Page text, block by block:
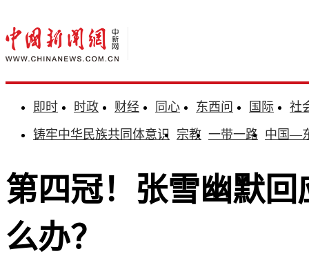
即时 时政 财经 同心 东西问 国际
社
铸牢中华民族共同体意识 宗教 一带一路 中国—
第四冠！张雪幽默
么办？